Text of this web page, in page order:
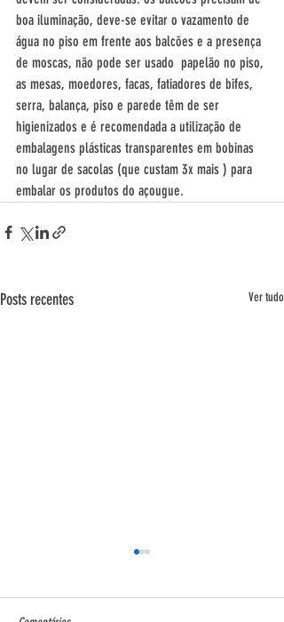
boa iluminação, deve-se evitar o vazamento de
água no piso em frente aos balcões e a presença
de moscas, não pode ser usado  papelão no piso,
as mesas, moedores, facas, fatiadores de bifes,
serra, balança, piso e parede têm de ser
higienizados e é recomendada a utilização de
embalagens plásticas transparentes em bobinas
no lugar de sacolas (que custam 3x mais ) para
embalar os produtos do açougue.
Posts recentes Ver tudo